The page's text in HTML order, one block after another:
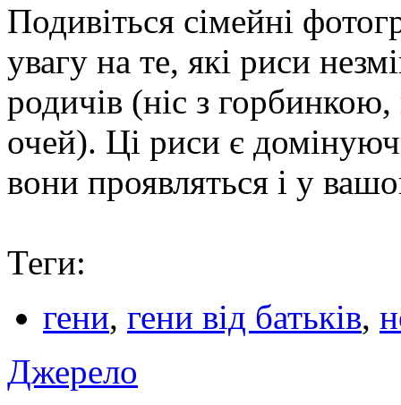
Подивіться сімейні
увагу на те, які риси
родичів (ніс з
очей). Ці риси є
вони проявляться і у
Теги:
гени, гени від батьків,
Джерело